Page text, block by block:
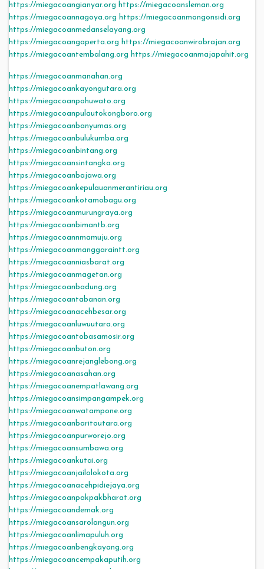
https://miegacoangianyar.org https://miegacoansleman.org
https://miegacoannagoya.org https://miegacoanmongonsidi.org
https://miegacoanmedanselayang.org
https://miegacoangaperta.org https://miegacoanwirobrajan.org
https://miegacoantembalang.org https://miegacoanmajapahit.org
https://miegacoanmanahan.org
https://miegacoankayongutara.org
https://miegacoanpohuwato.org
https://miegacoanpulautokongboro.org
https://miegacoanbanyumas.org
https://miegacoanbulukumba.org
https://miegacoanbintang.org
https://miegacoansintangka.org
https://miegacoanbajawa.org
https://miegacoankepulauanmerantiriau.org
https://miegacoankotamobagu.org
https://miegacoanmurungraya.org
https://miegacoanbimantb.org
https://miegacoannmamuju.org
https://miegacoanmanggaraintt.org
https://miegacoanniasbarat.org
https://miegacoanmagetan.org
https://miegacoanbadung.org
https://miegacoantabanan.org
https://miegacoanacehbesar.org
https://miegacoanluwuutara.org
https://miegacoantobasamosir.org
https://miegacoanbuton.org
https://miegacoanrejanglebong.org
https://miegacoanasahan.org
https://miegacoanempatlawang.org
https://miegacoansimpangampek.org
https://miegacoanwatampone.org
https://miegacoanbaritoutara.org
https://miegacoanpurworejo.org
https://miegacoansumbawa.org
https://miegacoankutai.org
https://miegacoanjailolokota.org
https://miegacoanacehpidiejaya.org
https://miegacoanpakpakbharat.org
https://miegacoandemak.org
https://miegacoansarolangun.org
https://miegacoanlimapuluh.org
https://miegacoanbengkayang.org
https://miegacoancempakaputih.org